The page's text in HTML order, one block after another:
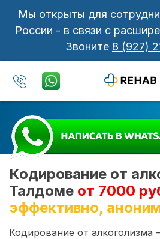
Мы открыты для
России - в связи с
Звоните 8 (927)
Кодирование от
Талдоме от 7000
эффективно,
Кодирование от